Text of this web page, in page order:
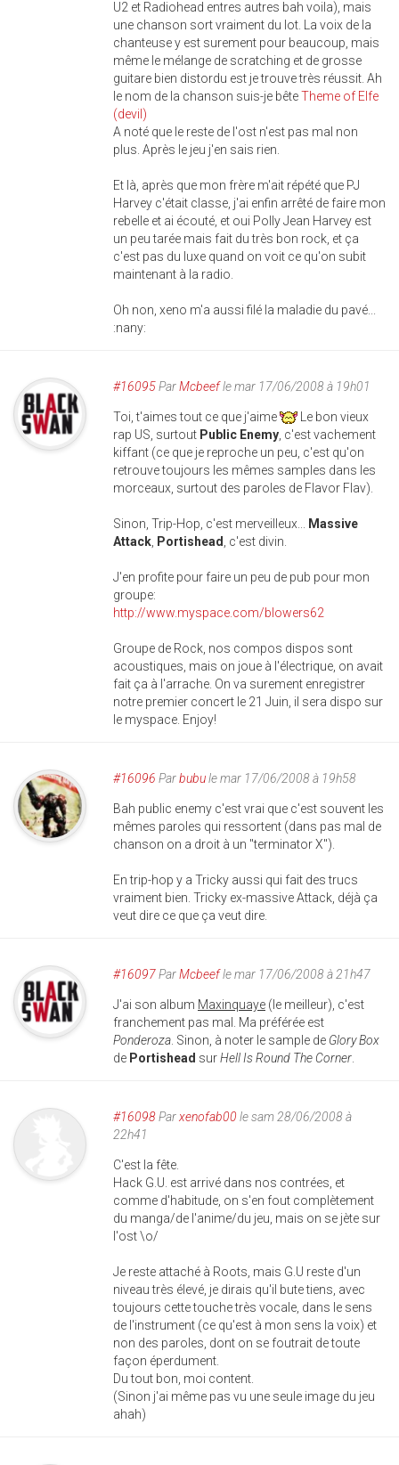
U2 et Radiohead entres autres bah voila), mais
une chanson sort vraiment du lot. La voix de la
chanteuse y est surement pour beaucoup, mais
même le mélange de scratching et de grosse
guitare bien distordu est je trouve très réussit. Ah
le nom de la chanson suis-je bêteTheme of Elfe
(devil)
A noté que le reste de l'ost n'est pas mal non
plus. Après le jeu j'en sais rien.
Et là, après que mon frère m'ait répété que PJ
Harvey c'était classe, j'ai enfin arrêté de faire mon
rebelle et ai écouté, et oui Polly Jean Harvey est
un peu tarée mais fait du très bon rock, et ça
c'est pas du luxe quand on voit ce qu'on subit
maintenant à la radio.
Oh non, xeno m'a aussi filé la maladie du pavé...
:nany:
#16095ParMcbeefle mar 17/06/2008 à 19h01
Toi, t'aimes tout ce que j'aime
Le bon vieux
rap US, surtout Public Enemy , c'est vachement
kiffant (ce que je reproche un peu, c'est qu'on
retrouve toujours les mêmes samples dans les
morceaux, surtout des paroles de Flavor Flav).
Sinon, Trip-Hop, c'est merveilleux...
Massive
Attack Portishead , c'est divin.
J'en profite pour faire un peu de pub pour mon
groupe:
http://www.myspace.com/blowers62
Groupe de Rock, nos compos dispos sont
acoustiques, mais on joue à l'électrique, on avait
fait ça à l'arrache. On va surement enregistrer
notre premier concert le 21 Juin, il sera dispo sur
le myspace. Enjoy!
#16096 Parbubule mar 17/06/2008 à 19h58
Bah public enemy c'est vrai que c'est souvent les
mêmes paroles qui ressortent (dans pas mal de
chanson on a droit à un "terminator X").
En trip-hop y a Tricky aussi qui fait des trucs
vraiment bien. Tricky ex-massive Attack, déjà ça
veut dire ce que ça veut dire.
#16097ParMcbeefle mar 17/06/2008 à 21h47
J'ai son album Maxinquaye (le meilleur), c'est
franchement pas mal. Ma préférée est
Ponderoza . Sinon, à noter le sample de Glory Box
de Portishead surHell Is Round The Corner
#16098Parxenofab00 le sam 28/06/2008 à
22h41
C'est la fête.
Hack G.U. est arrivé dans nos contrées, et
comme d'habitude, on s'en fout complètement
du manga/de l'anime/du jeu, mais on se jète sur
l'ost \o/
Je reste attaché à Roots, mais G.U reste d'un
niveau très élevé, je dirais qu'il bute tiens, avec
toujours cette touche très vocale, dans le sens
de l'instrument (ce qu'est à mon sens la voix) et
non des paroles, dont on se foutrait de toute
façon éperdument.
Du tout bon, moi content.
(Sinon j'ai même pas vu une seule image du jeu
ahah)